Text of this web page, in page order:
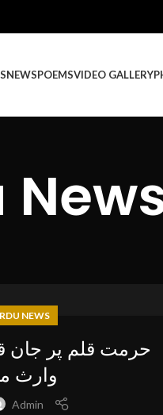
NEWSPOEMSVIDEO GALLERY
NEWS
حرمت قلم پر جان
وارث
Admin